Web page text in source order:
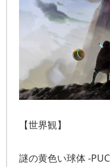
【世界観】
謎の黄色い球体 -